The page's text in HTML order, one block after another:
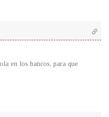
en los bancos, para que